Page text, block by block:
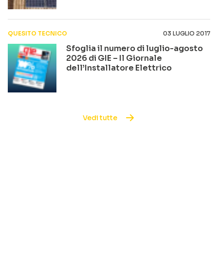
QUESITO TECNICO 03 LUGLIO 2017
Sfoglia il numero di luglio-agosto
2026 di GIE – Il Giornale
dell’Installatore Elettrico
Vedi tutte